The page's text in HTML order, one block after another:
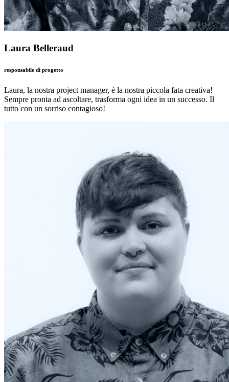
Laura Belleraud
responsabile di progetto
Laura, la nostra project manager, è la nostra piccola fata creativa!
Sempre pronta ad ascoltare, trasforma ogni idea in un successo. Il
tutto con un sorriso contagioso!